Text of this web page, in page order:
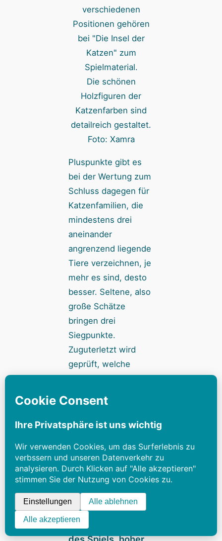
Die schönen
Holzfiguren der
Katzenfarben sind
detailreich gestaltet.
Foto: Xamra
Pluspunkte gibt es
bei der Wertung zum
Schluss dagegen für
Katzenfamilien, die
mindestens drei
aneinander
angrenzend liegende
Tiere verzeichnen, je
mehr es sind, desto
besser. Seltene, also
große Schätze
bringen drei
Siegpunkte.
Zuguterletzt wird
geprüft, welche
offenen und eigenen
Punkten erfüllt. Zur
besseren Übersicht
dem beiliegenden
Block eingetragen
werden. Wer die
meisten Punkte hat,
gewinnt.
Tolle Ausstattung